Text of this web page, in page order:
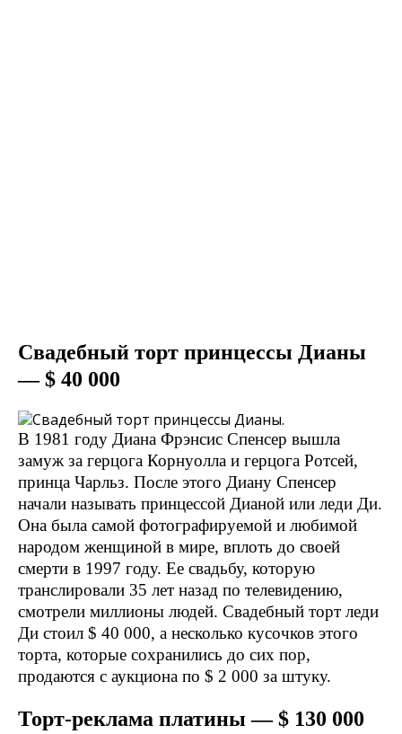
Свадебный торт принцессы Дианы
— $ 40 000
В 1981 году Диана Фрэнсис Спенсер вышла
замуж за герцога Корнуолла и герцога Ротсей,
принца Чарльз. После этого Диану Спенсер
начали называть принцессой Дианой или леди Ди.
Она была самой фотографируемой и любимой
народом женщиной в мире, вплоть до своей
смерти в 1997 году. Ее свадьбу, которую
транслировали 35 лет назад по телевидению,
смотрели миллионы людей. Свадебный торт леди
Ди стоил $ 40 000, а несколько кусочков этого
торта, которые сохранились до сих пор,
продаются с аукциона по $ 2 000 за штуку.
Торт-реклама платины — $ 130 000